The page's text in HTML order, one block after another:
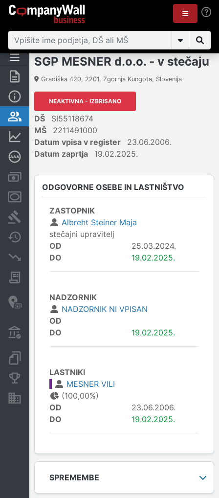
Povzetek
Odgovorne osebe in lastništvo
Poglobljena bonitetna ocena
Računi in blokade
Zastavne pravice
Sodni postopki
Spremembe
Insolvenčni postopki
Davčne oaze in sumljive
transakcije
proračuna
Konkurenčna podjetja
Nepremičnine in sredstva
SGP MESNER d.o.o. - v stečaju
Gradiška 420, 2201, Zgornja Kungota, Slovenija
NEAKTIVNA - IZBRISANO
DŠ
SI55118674
MŠ
2211491000
Datum vpisa v register
23.06.2006.
Datum zaprtja
19.02.2025.
ODGOVORNE OSEBE IN LASTNIŠTVO
ZASTOPNIK
Albreht Steiner Maja
stečajni upravitelj
OD
25.03.2024.
DO
19.02.2025.
NADZORNIK
NADZORNIK NI VPISAN
OD
DO
19.02.2025.
LASTNIKI
MESNER VILI
(100,00%)
OD
23.06.2006.
DO
19.02.2025.
SPREMEMBE